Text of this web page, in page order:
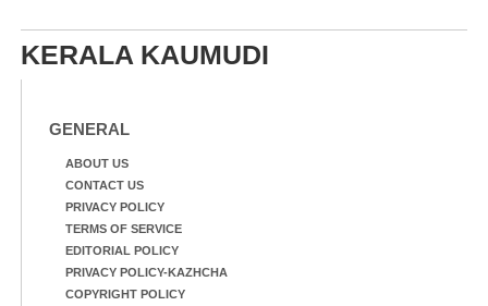
KERALA KAUMUDI
GENERAL
ABOUT US
CONTACT US
PRIVACY POLICY
TERMS OF SERVICE
EDITORIAL POLICY
PRIVACY POLICY-KAZHCHA
COPYRIGHT POLICY